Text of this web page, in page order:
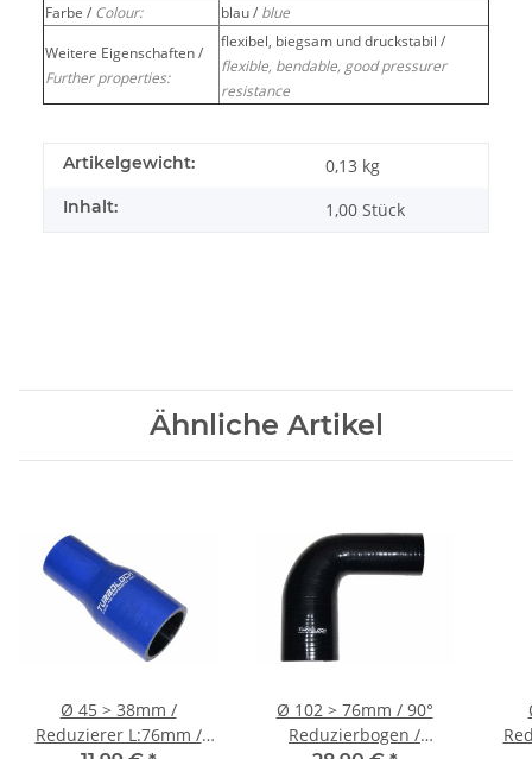
Farbe / Colour: blau / blue
Weitere Eigenschaften /
Further properties:
flexibel, biegsam und druckstabil /
flexible, bendable, good pressurer
resistance
Artikelgewicht: 0,13 kg
Inhalt: 1,00 Stück
Ähnliche Artikel
Ø 45 > 38mm /
Reduzierer L:76mm /
Ø 102 > 76mm / 90°
Reduzierbogen /